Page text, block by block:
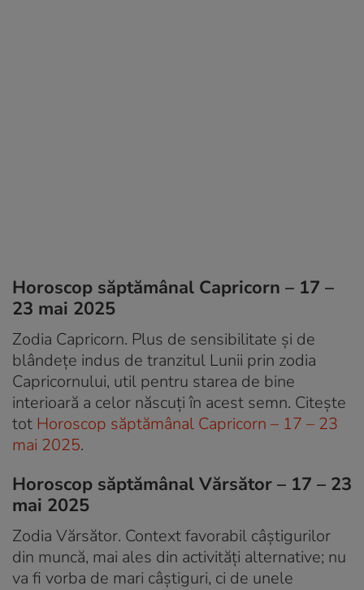
Horoscop săptămânal Capricorn – 17 –
23 mai 2025
Zodia Capricorn. Plus de sensibilitate și de
blândețe indus de tranzitul Lunii prin zodia
Capricornului, util pentru starea de bine
interioară a celor născuți în acest semn. Citește
tot Horoscop săptămânal Capricorn – 17 – 23
mai 2025.
Horoscop săptămânal Vărsător – 17 – 23
mai 2025
Zodia Vărsător. Context favorabil câștigurilor
din muncă, mai ales din activități alternative; nu
va fi vorba de mari câștiguri, ci de unele